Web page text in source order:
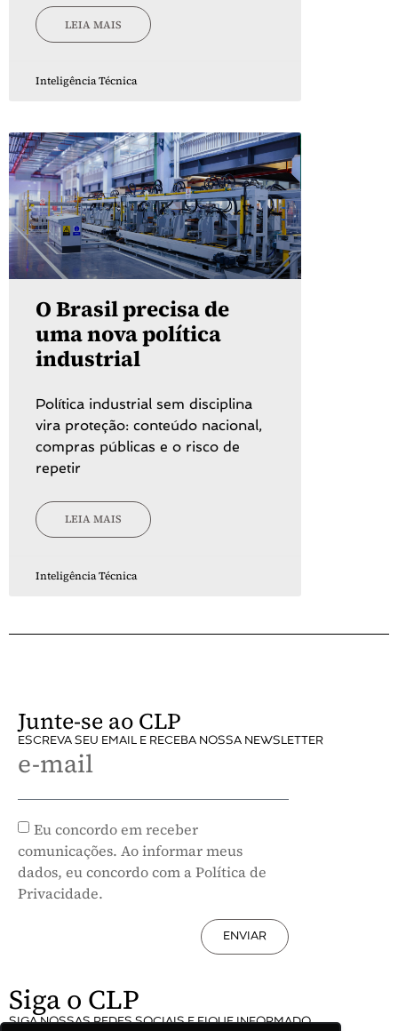
LEIA MAIS
Inteligência Técnica
O Brasil precisa de
uma nova política
industrial
Política industrial sem disciplina
vira proteção: conteúdo nacional,
compras públicas e o risco de
repetir
LEIA MAIS
Inteligência Técnica
Junte-se ao CLP
ESCREVA SEU EMAIL E RECEBA NOSSA NEWSLETTER
e-mail
Eu concordo em receber
comunicações. Ao informar meus
dados, eu concordo com a Política de
Privacidade.
ENVIAR
Siga o CLP
SIGA NOSSAS REDES SOCIAIS E FIQUE INFORMADO